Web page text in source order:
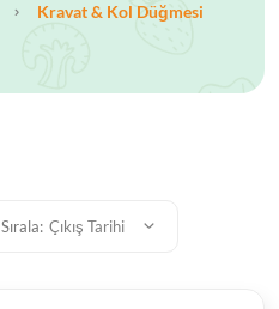
Kravat & Kol Düğmesi
Sırala: Çıkış Tarihi